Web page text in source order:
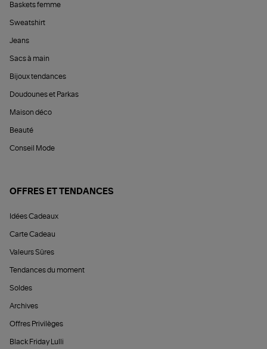
Baskets femme
Sweatshirt
Jeans
Sacs à main
Bijoux tendances
Doudounes et Parkas
Maison déco
Beauté
Conseil Mode
OFFRES ET TENDANCES
Idées Cadeaux
Carte Cadeau
Valeurs Sûres
Tendances du moment
Soldes
Archives
Offres Privilèges
Black Friday Lulli